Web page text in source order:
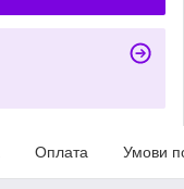
Оплата Умови